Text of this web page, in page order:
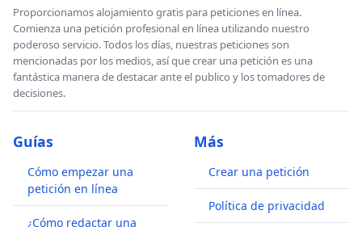
Proporcionamos alojamiento gratis para peticiones en línea.
Comienza una petición profesional en línea utilizando nuestro
poderoso servicio. Todos los días, nuestras peticiones son
mencionadas por los medios, así que crear una petición es una
fantástica manera de destacar ante el publico y los tomadores de
decisiones.
Guías
Cómo empezar una
petición en línea
¿Cómo redactar una
Más
Crear una petición
Política de privacidad